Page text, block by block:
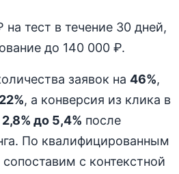
на тест в течение 30 дней,
до 140 000 ₽.
заявок на 46%,
22%, а конверсия из клика в
2,8% до 5,4% после
По квалифицированным
с контекстной